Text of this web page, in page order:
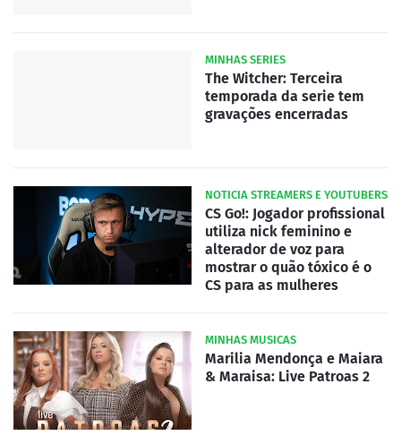
MINHAS SERIES
The Witcher: Terceira
temporada da serie tem
gravações encerradas
NOTICIA STREAMERS E YOUTUBERS
CS Go!: Jogador profissional
utiliza nick feminino e
alterador de voz para
mostrar o quão tóxico é o
CS para as mulheres
MINHAS MUSICAS
Marilia Mendonça e Maiara
& Maraisa: Live Patroas 2